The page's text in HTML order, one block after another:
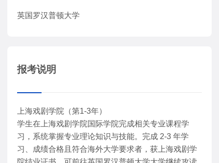
英国罗汉普顿大学
报考说明
上海戏剧学院（第1-3年）
学生在上海戏剧学院国际学院完成相关专业课程学
习，系统掌握专业理论知识与技能。完成 2-3 年学
习、成绩合格且符合海外大学要求者，获上海戏剧学